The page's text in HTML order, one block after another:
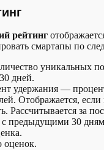
рейтинг
смартапы по
уникальных
дней.
удержания —
Отображается,
Рассчитывается за
предыдущими 30
оценок.